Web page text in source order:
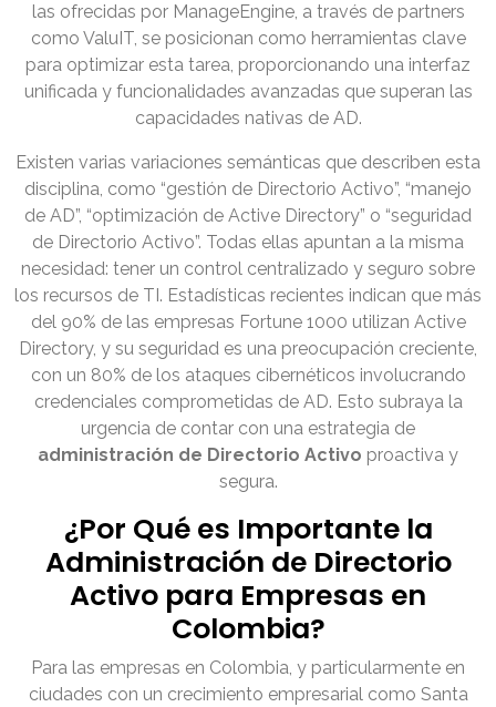
las ofrecidas por ManageEngine, a través de partners
como ValuIT, se posicionan como herramientas clave
para optimizar esta tarea, proporcionando una interfaz
unificada y funcionalidades avanzadas que superan las
capacidades nativas de AD.
Existen varias variaciones semánticas que describen esta
disciplina, como “gestión de Directorio Activo”, “manejo
de AD”, “optimización de Active Directory” o “seguridad
de Directorio Activo”. Todas ellas apuntan a la misma
necesidad: tener un control centralizado y seguro sobre
los recursos de TI. Estadísticas recientes indican que más
del 90% de las empresas Fortune 1000 utilizan Active
Directory, y su seguridad es una preocupación creciente,
con un 80% de los ataques cibernéticos involucrando
credenciales comprometidas de AD. Esto subraya la
urgencia de contar con una estrategia de
administración de Directorio Activo proactiva y
segura.
¿Por Qué es Importante la
Administración de Directorio
Activo para Empresas en
Colombia?
Para las empresas en Colombia, y particularmente en
ciudades con un crecimiento empresarial como Santa